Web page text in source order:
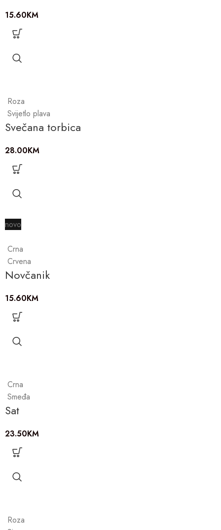
15.60KM
Roza
Svijetlo plava
Svečana torbica
28.00KM
novo
Crna
Crvena
Novčanik
15.60KM
Crna
Smeđa
Sat
23.50KM
Roza